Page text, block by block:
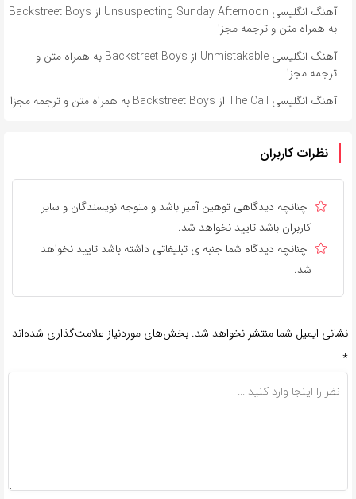
آهنگ انگلیسی Unsuspecting Sunday Afternoon از Backstreet Boys
به همراه متن و ترجمه مجزا
آهنگ انگلیسی Unmistakable از Backstreet Boys به همراه متن و
ترجمه مجزا
آهنگ انگلیسی The Call از Backstreet Boys به همراه متن و ترجمه مجزا
نظرات کاربران
چنانچه دیدگاهی توهین آمیز باشد و متوجه نویسندگان و سایر
کاربران باشد تایید نخواهد شد.
چنانچه دیدگاه شما جنبه ی تبلیغاتی داشته باشد تایید نخواهد
شد.
نشانی ایمیل شما منتشر نخواهد شد. بخش‌های موردنیاز علامت‌گذاری شده‌اند
*